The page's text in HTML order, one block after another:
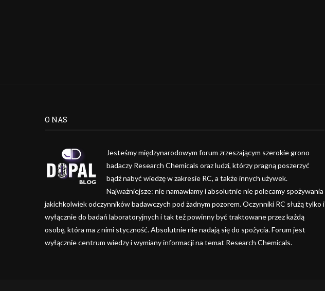
O NAS
Jesteśmy międzynarodowym forum zrzeszającym szerokie grono
badaczy Research Chemicals oraz ludzi, którzy pragną poszerzyć
bądź nabyć wiedzę w zakresie RC, a także innych używek.
Najważniejsze: nie namawiamy i absolutnie nie polecamy spożywania
jakichkolwiek odczynników badawczych pod żadnym pozorem. Oczynniki RC służą tylko i
wyłącznie do badań laboratoryjnych i tak też powinny być traktowane przez każdą
osobę, która ma z nimi styczność. Absolutnie nie nadają się do spożycia. Forum jest
wyłącznie centrum wiedzy i wymiany informacji na temat Research Chemicals.